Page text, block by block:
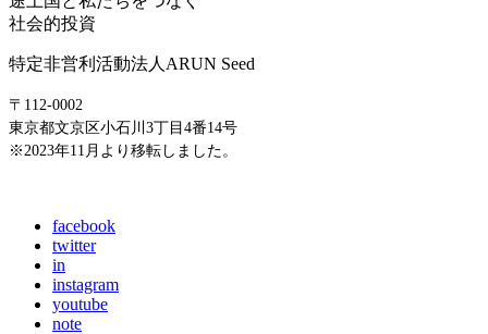
社会的投資
特定非営利活動法人ARUN Seed
〒112-0002
東京都文京区小石川3丁目4番14号
※2023年11月より移転しました。
facebook
twitter
in
instagram
youtube
note